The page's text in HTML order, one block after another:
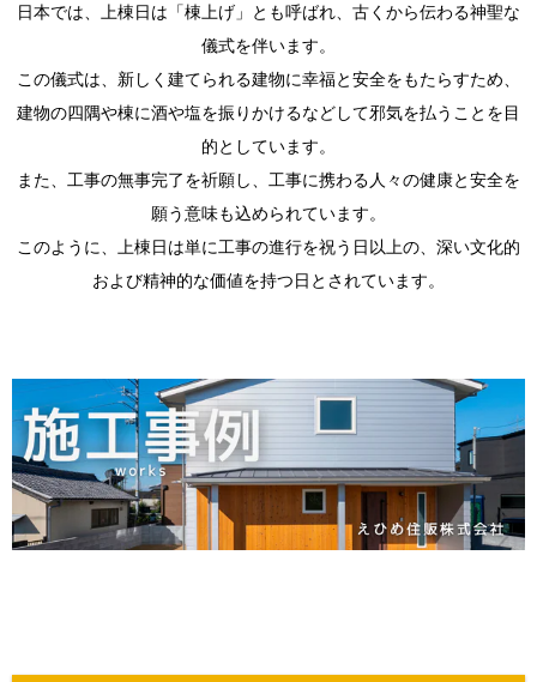
儀式の
2.2.
参加者
の役割
まと
日本では、上棟日は「棟上げ」とも呼ばれ、古くから伝わる神聖な
儀式を伴います。
この儀式は、新しく建てられる建物に幸福と安全をもたらすため、
建物の四隅や棟に酒や塩を振りかけるなどして邪気を払うことを目
的としています。
また、工事の無事完了を祈願し、工事に携わる人々の健康と安全を
願う意味も込められています。
このように、上棟日は単に工事の進行を祝う日以上の、深い文化的
および精神的な価値を持つ日とされています。